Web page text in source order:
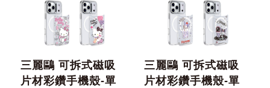
三麗鷗 可拆式磁吸
片材彩鑽手機殼-單
三麗鷗 可拆式磁吸
片材彩鑽手機殼-單